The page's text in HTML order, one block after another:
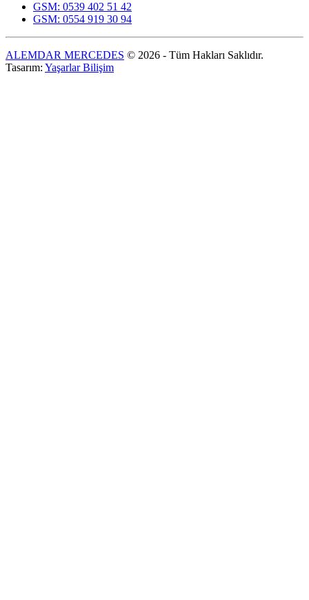
GSM: 0539 402 51 42
GSM: 0554 919 30 94
ALEMDAR MERCEDES © 2026 - Tüm Hakları Saklıdır.
Tasarım: Yaşarlar Bilişim